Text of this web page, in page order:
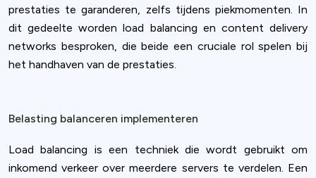
prestaties te garanderen, zelfs tijdens piekmomenten. In
dit gedeelte worden load balancing en content delivery
networks besproken, die beide een cruciale rol spelen bij
het handhaven van de prestaties.
Belasting balanceren implementeren
Load balancing is een techniek die wordt gebruikt om
inkomend verkeer over meerdere servers te verdelen. Een